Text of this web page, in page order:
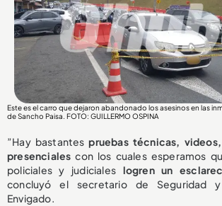
Este es el carro que dejaron abandonado los asesinos en las
de Sancho Paisa. FOTO: GUILLERMO OSPINA
”Hay bastantespruebas técnicas,
presenciales con los cuales esperamos
policiales y judiciales logren un
concluyó el secretario de Seguridad
Envigado.